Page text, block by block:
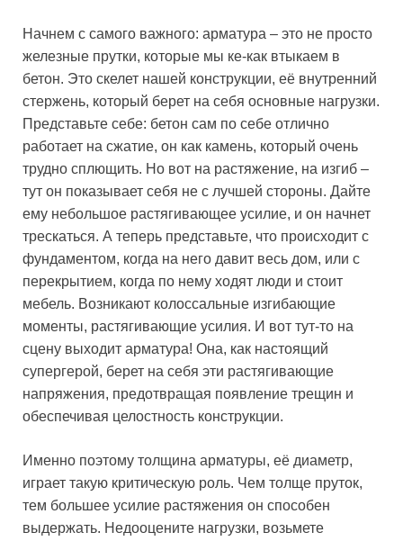
Начнем с самого важного: арматура – это не просто
железные прутки, которые мы ке-как втыкаем в
бетон. Это скелет нашей конструкции, её внутренний
стержень, который берет на себя основные нагрузки.
Представьте себе: бетон сам по себе отлично
работает на сжатие, он как камень, который очень
трудно сплющить. Но вот на растяжение, на изгиб –
тут он показывает себя не с лучшей стороны. Дайте
ему небольшое растягивающее усилие, и он начнет
трескаться. А теперь представьте, что происходит с
фундаментом, когда на него давит весь дом, или с
перекрытием, когда по нему ходят люди и стоит
мебель. Возникают колоссальные изгибающие
моменты, растягивающие усилия. И вот тут-то на
сцену выходит арматура! Она, как настоящий
супергерой, берет на себя эти растягивающие
напряжения, предотвращая появление трещин и
обеспечивая целостность конструкции.
Именно поэтому толщина арматуры, её диаметр,
играет такую критическую роль. Чем толще пруток,
тем большее усилие растяжения он способен
выдержать. Недооцените нагрузки, возьмете